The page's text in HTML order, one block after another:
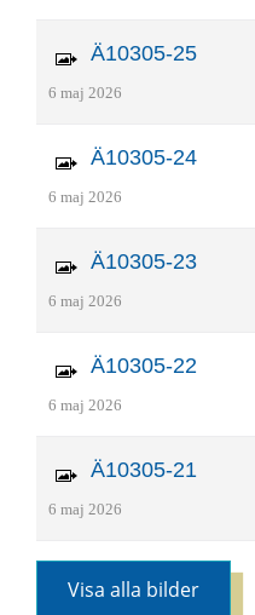
Ä10305-25
6 maj 2026
Ä10305-24
6 maj 2026
Ä10305-23
6 maj 2026
Ä10305-22
6 maj 2026
Ä10305-21
6 maj 2026
Visa alla bilder